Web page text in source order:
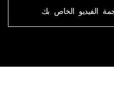
الفيديو الخاص بك